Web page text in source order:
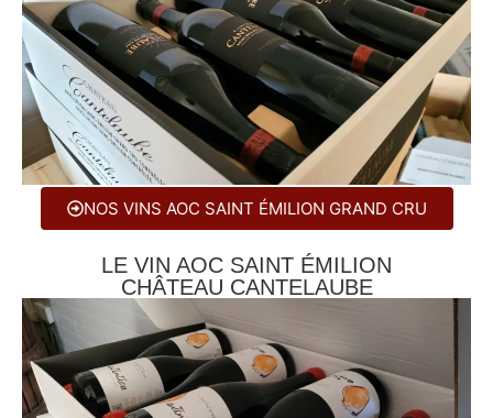
NOS VINS AOC SAINT ÉMILION GRAND CRU
LE VIN AOC SAINT ÉMILION
CHÂTEAU CANTELAUBE